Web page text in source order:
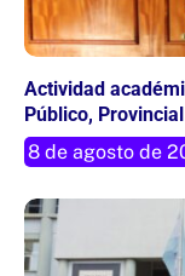
Actividad
Público,
8 de agosto de